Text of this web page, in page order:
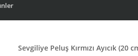
Sevgiliye Peluş Kırmızı Ayıcık (20